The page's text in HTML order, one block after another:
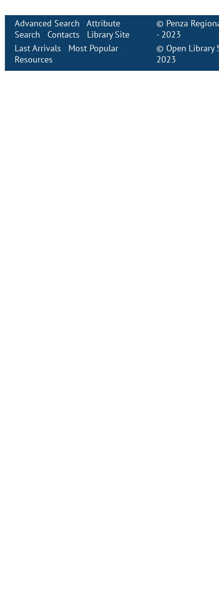
Advanced Search
Attribute
Search
Contacts
Library Site
Last Arrivals
Most Popular
Resources
© Penza
- 2023
© Open Library
2023